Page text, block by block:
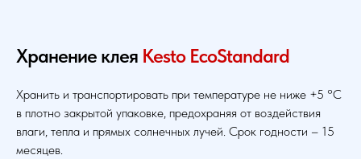
Хранение клея Kesto EcoStandard
Хранить и транспортировать при температуре не ниже +5 °С
в плотно закрытой упаковке, предохраняя от воздействия
влаги, тепла и прямых солнечных лучей. Срок годности – 15
месяцев.